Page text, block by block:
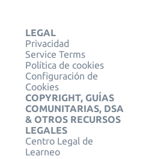
LEGAL
Privacidad
Service Terms
Política de cookies
Configuración de
Cookies
COPYRIGHT, GUÍAS
COMUNITARIAS, DSA
& OTROS RECURSOS
LEGALES
Centro Legal de
Learneo